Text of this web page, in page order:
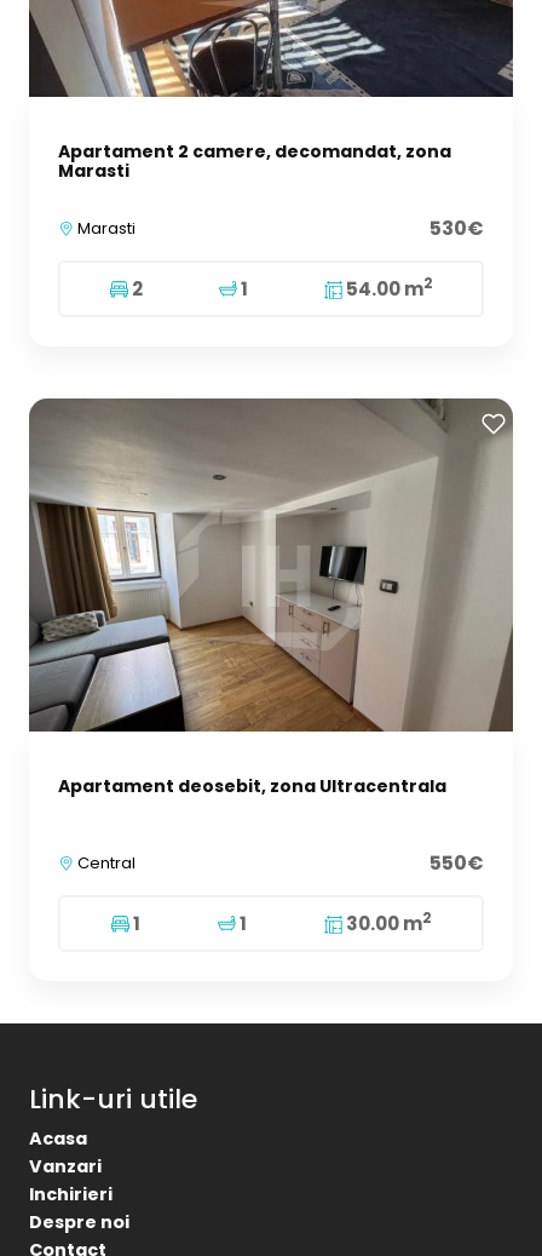
Apartament 2 camere, decomandat, zona
Marasti
Marasti 530€
2 1 54.00 m2
Apartament deosebit, zona Ultracentrala
Central 550€
1 1 30.00 m2
Link-uri utile
Acasa
Vanzari
Inchirieri
Despre noi
Contact